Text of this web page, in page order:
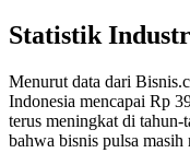
Statistik
Menurut data dari
Indonesia mencapai Rp
terus meningkat di
bahwa bisnis pulsa